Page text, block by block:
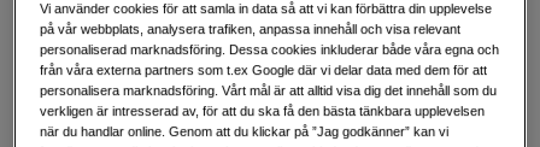
1 190 SEK
Antal
Vi använder cookies för att samla in data så att vi kan förbättra din upplevelse
på vår webbplats, analysera trafiken, anpassa innehåll och visa relevant
personaliserad marknadsföring. Dessa cookies inkluderar både våra egna och
från våra externa partners som t.ex Google där vi delar data med dem för att
personalisera marknadsföring. Vårt mål är att alltid visa dig det innehåll som du
verkligen är intresserad av, för att du ska få den bästa tänkbara upplevelsen
när du handlar online. Genom att du klickar på ”Jag godkänner” kan vi